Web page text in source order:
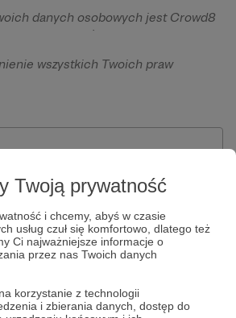
Twoją prywatność
i chcemy, abyś w czasie
usług czuł się komfortowo, dlatego też
Ci najważniejsze informacje o
przez nas Twoich danych
korzystanie z technologii
i zbierania danych, dostęp do
danych osobowych jest Crowd8
Warszawie, ul. Żwirki i Wigury 16, 02-
dane osobowe będą przetwarzane w
wykonania umowy zawartej z Tobą, w
dokonywania oraz
na naszej platformie oraz
wszystkich Twoich praw
rozporządzenia o ochronie
zautomatyzowanemu
wobec przetwarzania Twoich danych
dla osób niepełnoletnich możliwa
formularza "Zgodna na
osobę niepełnoletnią", formularz
regulaminu Patronite.pl.